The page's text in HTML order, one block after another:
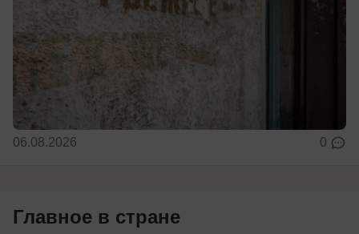
06.08.2026 0
Главное в стране